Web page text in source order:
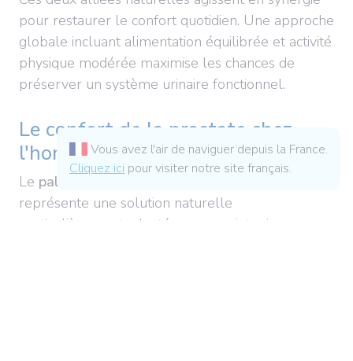
pour restaurer le confort quotidien. Une approche
globale incluant alimentation équilibrée et activité
physique modérée maximise les chances de
préserver un système urinaire fonctionnel.
Le confort de la prostate chez
l'homme
Le palmier de Floride (
représente une solution naturelle
particulièrement adaptée pour maintenir une une
Vous avez l'air de naviguer depuis la France.
Cliquez ici pour visiter notre site français.